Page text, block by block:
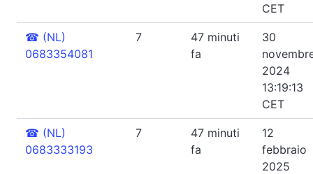
CET
☎ (NL)
0683354081
7
47 minuti
fa
30
2024
13:19:13
CET
☎ (NL)
0683333193
7
47 minuti
fa
12
febbraio
2025